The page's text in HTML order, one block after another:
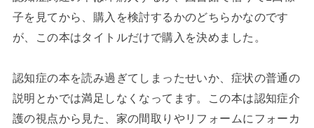
子を見てから、購入を検討するかのどちらかなのです
が、この本はタイトルだけで購入を決めました。
認知症の本を読み過ぎてしまったせいか、症状の普通の
説明とかでは満足しなくなってます。この本は認知症介
護の視点から見た、家の間取りやリフォームにフォーカ